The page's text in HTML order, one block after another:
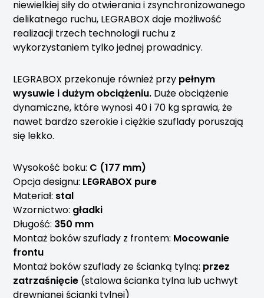
niewielkiej siły do otwierania i zsynchronizowanego
delikatnego ruchu, LEGRABOX daje możliwość
realizacji trzech technologii ruchu z
wykorzystaniem tylko jednej prowadnicy.
LEGRABOX przekonuje również przy pełnym
wysuwie i dużym obciążeniu. Duże obciążenie
dynamiczne, które wynosi 40 i 70 kg sprawia, że
nawet bardzo szerokie i ciężkie szuflady poruszają
się lekko.
Wysokość boku: C (177 mm)
Opcja designu: LEGRABOX pure
Materiał: stal
Wzornictwo: gładki
Długość: 350 mm
Montaż boków szuflady z frontem: Mocowanie
frontu
Montaż boków szuflady ze ścianką tylną: przez
zatrzaśnięcie (stalowa ścianka tylna lub uchwyt
drewnianej ścianki tylnej)